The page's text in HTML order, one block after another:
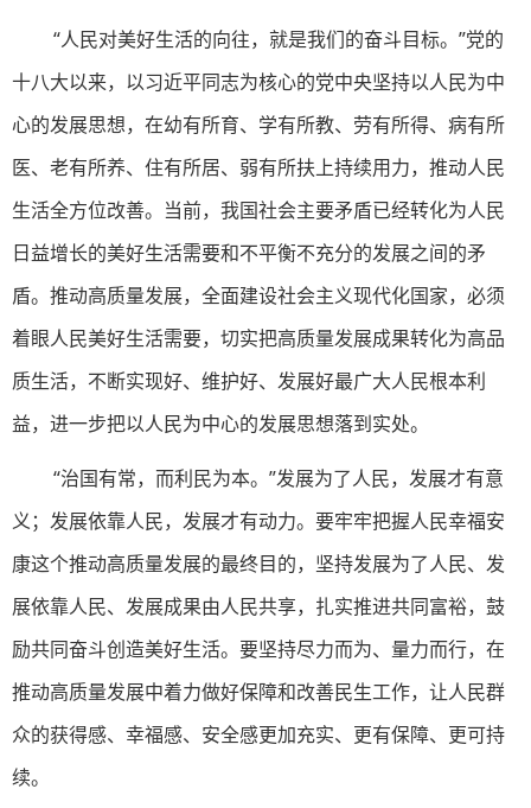
“人民对美好生活的向往，就是我们的奋斗目标。”党的
十八大以来，以习近平同志为核心的党中央坚持以人民为中
心的发展思想，在幼有所育、学有所教、劳有所得、病有所
医、老有所养、住有所居、弱有所扶上持续用力，推动人民
生活全方位改善。当前，我国社会主要矛盾已经转化为人民
日益增长的美好生活需要和不平衡不充分的发展之间的矛
盾。推动高质量发展，全面建设社会主义现代化国家，必须
着眼人民美好生活需要，切实把高质量发展成果转化为高品
质生活，不断实现好、维护好、发展好最广大人民根本利
益，进一步把以人民为中心的发展思想落到实处。
“治国有常，而利民为本。”发展为了人民，发展才有意
义；发展依靠人民，发展才有动力。要牢牢把握人民幸福安
康这个推动高质量发展的最终目的，坚持发展为了人民、发
展依靠人民、发展成果由人民共享，扎实推进共同富裕，鼓
励共同奋斗创造美好生活。要坚持尽力而为、量力而行，在
推动高质量发展中着力做好保障和改善民生工作，让人民群
众的获得感、幸福感、安全感更加充实、更有保障、更可持
续。